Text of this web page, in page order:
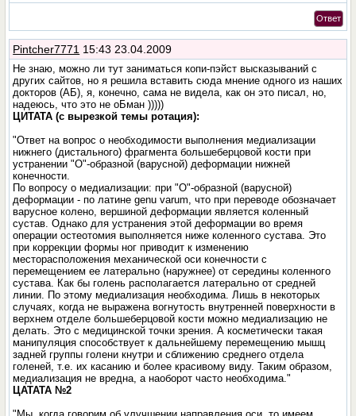
Ответ
Pintcher7771 15:43 23.04.2009
Не знаю, можно ли тут заниматься копи-пэйст высказываний с
других сайтов, но я решила вставить сюда мнение одного из наших
докторов (АБ), я, конечно, сама не видела, как он это писал, но,
надеюсь, что это не оБман )))))
ЦИТАТА (с вырезкой темы ротация):
"Ответ на вопрос о необходимости выполнения медиализации
нижнего (дистального) фрагмента большеберцовой кости при
устранении "О"-образной (варусной) деформации нижней
конечности.
По вопросу о медиализации: при "О"-образной (варусной)
деформации - по латине genu varum, что при переводе обозначает
варусное колено, вершиной деформации является коленный
сустав. Однако для устранения этой деформации во время
операции остеотомия выполняется ниже коленного сустава. Это
при коррекции формы ног приводит к изменению
месторасположения механической оси конечности с
перемещением ее латерально (наружнее) от середины коленного
сустава. Как бы голень располагается латерально от средней
линии. По этому медиализация необходима. Лишь в некоторых
случаях, когда не выражена вогнутость внутренней поверхности в
верхнем отделе большеберцовой кости можно медиализацию не
делать. Это с медицинской точки зрения. А косметически такая
манипуляция способствует к дальнейшему перемещению мышц
задней группы голени кнутри и сближению среднего отдела
голеней, т.е. их касанию и более красивому виду. Таким образом,
медиализация не вредна, а наоборот часто необходима."
ЦАТАТА №2